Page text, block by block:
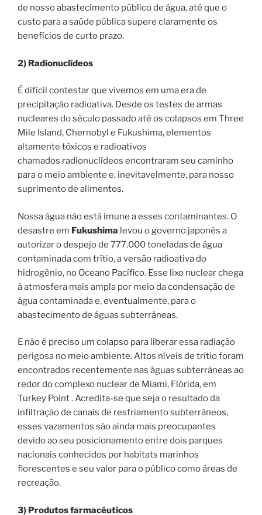
de nosso abastecimento público de água, até que o
custo para a saúde pública supere claramente os
benefícios de curto prazo.
2) Radionuclídeos
É difícil contestar que vivemos em uma era de
precipitação radioativa. Desde os testes de armas
nucleares do século passado até os colapsos em Three
Mile Island, Chernobyl e Fukushima, elementos
altamente tóxicos e radioativos
chamados radionuclídeos encontraram seu caminho
para o meio ambiente e, inevitavelmente, para nosso
suprimento de alimentos.
Nossa água não está imune a esses contaminantes. O
desastre em Fukushima levou o governo japonês a
autorizar o despejo de 777.000 toneladas de água
contaminada com trítio, a versão radioativa do
hidrogênio, no Oceano Pacífico. Esse lixo nuclear chega
à atmosfera mais ampla por meio da condensação de
água contaminada e, eventualmente, para o
abastecimento de águas subterrâneas.
E não é preciso um colapso para liberar essa radiação
perigosa no meio ambiente. Altos níveis de trítio foram
encontrados recentemente nas águas subterrâneas ao
redor do complexo nuclear de Miami, Flórida, em
Turkey Point . Acredita-se que seja o resultado da
infiltração de canais de resfriamento subterrâneos,
esses vazamentos são ainda mais preocupantes
devido ao seu posicionamento entre dois parques
nacionais conhecidos por habitats marinhos
florescentes e seu valor para o público como áreas de
recreação.
3) Produtos farmacêuticos